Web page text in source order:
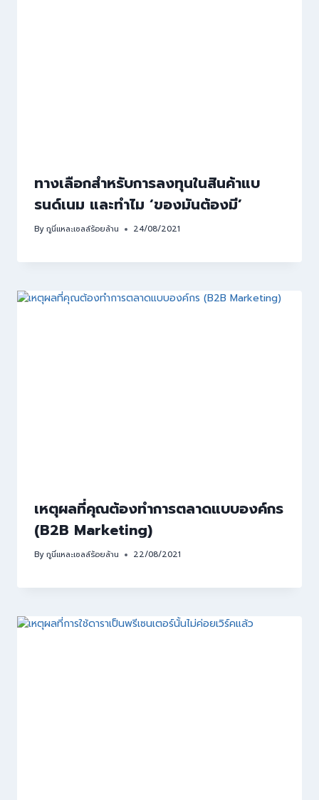
ทางเลือกสำหรับการลงทุนในสินค้าแบ
รนด์เนม และทำไม ‘ของมันต้องมี’
Byกูนี่แหละเซลล์ร้อยล้าน 24/08/2021
เหตุผลที่คุณต้องทำการตลาดแบบองค์กร
(B2B Marketing)
Byกูนี่แหละเซลล์ร้อยล้าน 22/08/2021